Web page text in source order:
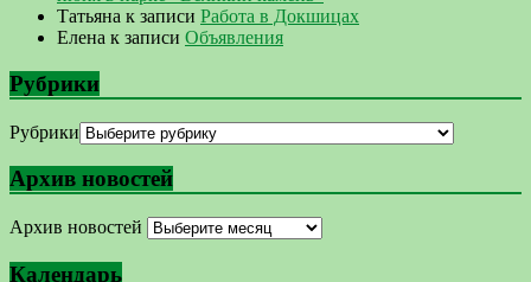
Татьяна к записи Работа в Докшицах
Елена к записи Объявления
Рубрики
Рубрики
Архив новостей
Архив новостей
Календарь